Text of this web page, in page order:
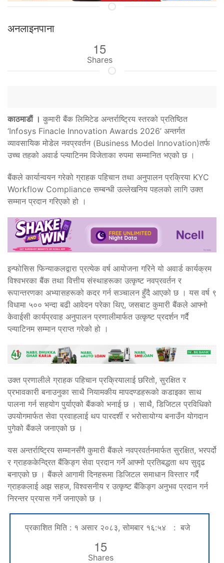
अनलाइनपाना
15
Shares
काठमाडाैं । कुमारी बैंक लिमिटेड अन्तर्राष्ट्रिय स्तरको प्रतिष्ठित
‘Infosys Finacle Innovation Awards 2026’ अन्तर्गत
व्यावसायिक मोडेल नवप्रवर्तन (Business Model Innovation)तर्फ
उच्च तहको अवार्ड प्ल्याटिनम विजेताका रुपमा सम्मानित भएको छ ।
बैंकले कार्यान्वयन गरेको ग्राहक पहिचान तथा अनुपालन प्रक्रिया KYC
Workflow Compliance सम्बन्धी उल्लेखनिय पहलको लागि उक्त
सम्मान प्रदान गरिएको हो ।
इन्फोसिस फिन्याकलद्वारा प्रत्येक वर्ष आयोजना गरिने यो अवार्ड कार्यक्रम
विश्वभरका बैंक तथा वित्तीय संस्थाहरूका उत्कृष्ट नवप्रवर्तन र
रूपान्तरणका अभ्यासहरूको कदर गर्न सञ्चालन हुँदै आएको छ । यस वर्ष ९
विधामा ५०० भन्दा बढी आवेदन परेका थिए, जसबाट कुमारी बैंकले आफ्नो
केवाईसी कार्यप्रवाह अनुपालन प्रणालीमार्फत उत्कृष्ट प्रदर्शन गर्दै
प्ल्याटिनम सम्मान प्राप्त गरेको हो ।
उक्त प्रणालीले ग्राहक पहिचान प्रक्रियालाई छरितो, सुरक्षित र
प्रभावकारी बनाउनुका साथै नियामकीय मापदण्डहरूको कडाइका साथ
पालना गर्न सहयोग पुर्याएको बैंकको भनाई छ । साथै, डिजिटल प्रविधिको
उपयोगमार्फत सेवा प्रवाहलाई थप पारदर्शी र भरोसायोग्य बनाउँन योगदान
पुगेको बैंकले जनाएको छ ।
यस अन्तर्राष्ट्रिय सम्मानसँगै कुमारी बैंकले नवप्रवर्तनमार्फत सुरक्षित, भरपर्दो
र ग्राहककेन्द्रित बैंकिङ्ग सेवा प्रदान गर्ने आफ्नो प्रतिबद्धता थप सुदृढ
बनाएको छ । बैंकले आगामी दिनहरूमा डिजिटल समाधान विस्तार गर्दै
ग्राहकलाई अझ सहज, विश्वसनीय र उत्कृष्ट बैंकिङ्ग अनुभव प्रदान गर्न
निरन्तर प्रयास गर्ने जनाएको छ ।
प्रकाशित मिति : १ असार २०८३, सोमबार १६:५४ : बजे
15
Shares